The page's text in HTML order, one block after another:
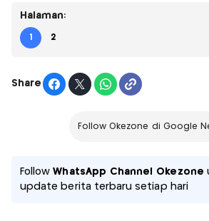
Halaman:
1 2
Share
Follow Okezone di Google
FollowWhatsApp Channel Okezone
update berita terbaru setiap hari